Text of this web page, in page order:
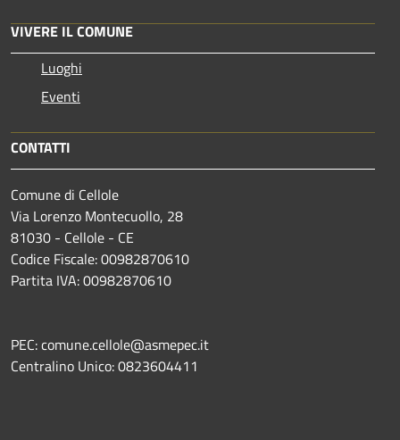
VIVERE IL COMUNE
Luoghi
Eventi
CONTATTI
Comune di Cellole
Via Lorenzo Montecuollo, 28
81030 - Cellole - CE
Codice Fiscale: 00982870610
Partita IVA: 00982870610
PEC: comune.cellole@asmepec.it
Centralino Unico: 0823604411